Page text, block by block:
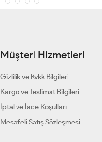
Müşteri Hizmetleri
Gizlilik ve Kvkk Bilgileri
Kargo ve Teslimat Bilgileri
İptal ve İade Koşulları
Mesafeli Satış Sözleşmesi